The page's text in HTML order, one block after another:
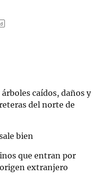
caídos, daños y
del norte de
bien
que entran por
extranjero